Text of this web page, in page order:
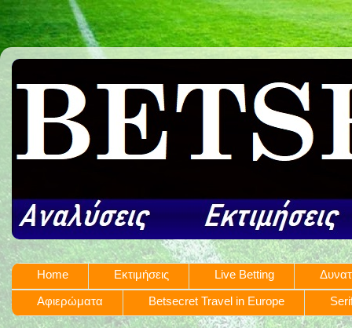
Home Εκτιμήσεις Live Betting
Αφιερώματα
Betsecret Travel in Europe